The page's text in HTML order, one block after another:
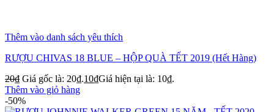
Thêm vào danh sách yêu thích
RƯỢU CHIVAS 18 BLUE – HỘP QUÀ TẾT 2019 (Hết Hàng)
20₫ Giá gốc là: 20₫.10₫Giá hiện tại là: 10₫.
Thêm vào giỏ hàng
-50%